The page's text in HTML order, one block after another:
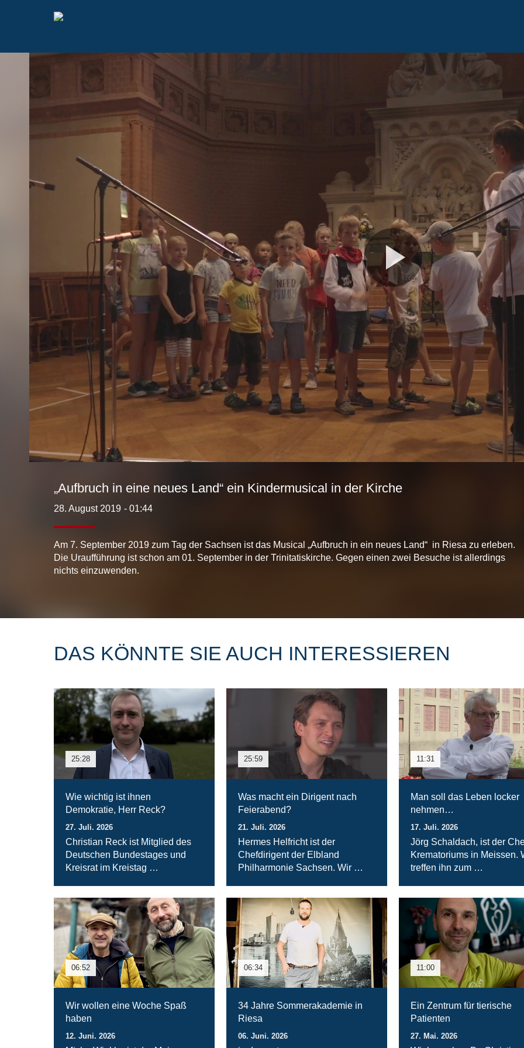
Video
„Aufbruch in eine neues Land“ ein Kindermusical in der Kirche
28. August 2019 - 01:44
Am 7. September 2019 zum Tag der Sachsen ist das Musical „Aufbruch in ein neues Land“ in Riesa zu erleben.
Die Uraufführung ist schon am 01. September in der Trinitatiskirche. Gegen einen zwei Besuche ist allerdings
nichts einzuwenden.
DAS KÖNNTE SIE AUCH INTERESSIEREN
25:28
Wie wichtig ist ihnen
Demokratie, Herr Reck?
27. Juli. 2026
Christian Reck ist Mitglied des
Deutschen Bundestages und
Kreisrat im Kreistag …
25:59
Was macht ein Dirigent nach
Feierabend?
21. Juli. 2026
Hermes Helfricht ist der
Chefdirigent der Elbland
Philharmonie Sachsen. Wir …
11:31
Man soll das Leben locker
nehmen…
17. Juli. 2026
Jörg Schaldach, ist der
Krematoriums in Meissen.
treffen ihn zum …
06:52
Wir wollen eine Woche Spaß
haben
12. Juni. 2026
06:34
34 Jahre Sommerakademie in
Riesa
06. Juni. 2026
11:00
Ein Zentrum für tierische
Patienten
27. Mai. 2026